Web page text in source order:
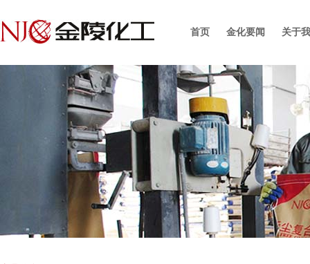
首页 金化要闻 关于